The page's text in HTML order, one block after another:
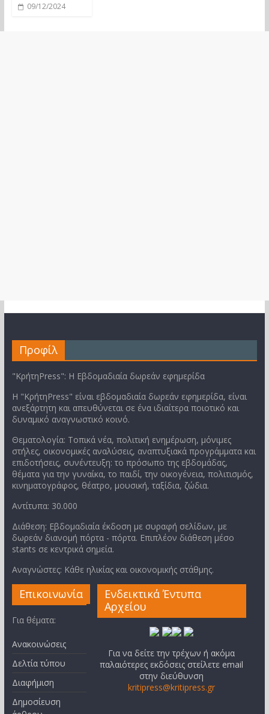
09/12/2024
Προφίλ
"ΚρήτηPress": Η Εβδομαδιαία δωρεάν εφημερίδα
Η "ΚρήτηPress" είναι εβδομαδιαία δωρεάν εφημερίδα, είναι
ανεξάρτητη και απευθύνεται σε ένα ιδιαίτερα ποιοτικό και
δυναμικό αναγνωστικό κοινό.
Θεματολογία: Τοπικά νέα, πολιτική ενημέρωση, μόνιμες
στήλες, οικονομικές αναλύσεις, αναπτυξιακά προγράμματα και
επιδοτήσεις, συνέντευξη: το πρόσωπο της εβδομάδας,
θέματα για την γυναίκα, το παιδί, την οικογένεια, πολιτισμός,
κινηματογράφος, θέατρο, μουσική, ταξίδια, ζώδια.
Αντίτυπα: 30.000
Διάθεση: Εβδομαδιαία έκδοση με συραφή σελίδων, με
δωρεάν διανομή πόρτα - πόρτα. Επιπλέον διάθεση μέσο
stants σε κεντρικά σημεία.
Αναγνώστες: Κάθε ηλικίας και οικονομικής στάθμης.
Επικοινωνία
Για θέματα:
Ανακοινώσεις
Δελτία τύπου
Διαφήμιση
Δημοσίευση
Ενδεικτικά Έντυπα
Αρχείου
Για να δείτε την τρέχων ή ακόμα
παλαιότερες εκδόσεις στείλετε email
στην διεύθυνση
kritipress@kritipress.gr